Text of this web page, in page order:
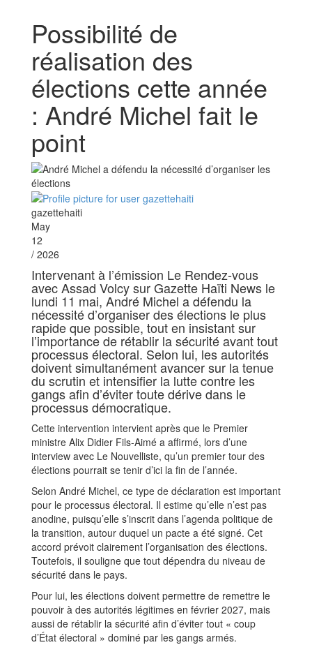
Possibilité de
réalisation des
élections cette année
: André Michel fait le
point
gazettehaiti
May
12
/ 2026
Intervenant à l’émission Le Rendez-vous
avec Assad Volcy sur Gazette Haïti News le
lundi 11 mai, André Michel a défendu la
nécessité d’organiser des élections le plus
rapide que possible, tout en insistant sur
l’importance de rétablir la sécurité avant tout
processus électoral. Selon lui, les autorités
doivent simultanément avancer sur la tenue
du scrutin et intensifier la lutte contre les
gangs afin d’éviter toute dérive dans le
processus démocratique.
Cette intervention intervient après que le Premier
ministre Alix Didier Fils-Aimé a affirmé, lors d’une
interview avec Le Nouvelliste, qu’un premier tour des
élections pourrait se tenir d’ici la fin de l’année.
Selon André Michel, ce type de déclaration est important
pour le processus électoral. Il estime qu’elle n’est pas
anodine, puisqu’elle s’inscrit dans l’agenda politique de
la transition, autour duquel un pacte a été signé. Cet
accord prévoit clairement l’organisation des élections.
Toutefois, il souligne que tout dépendra du niveau de
sécurité dans le pays.
Pour lui, les élections doivent permettre de remettre le
pouvoir à des autorités légitimes en février 2027, mais
aussi de rétablir la sécurité afin d’éviter tout « coup
d’État électoral » dominé par les gangs armés.